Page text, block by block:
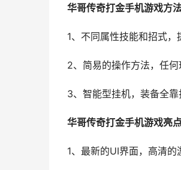
华哥传奇打金手机游戏方
1、不同属性技能和招式
2、简易的操作方法，任何
3、智能型挂机，装备全靠
华哥传奇打金手机游戏亮
1、最新的UI界面，高清的